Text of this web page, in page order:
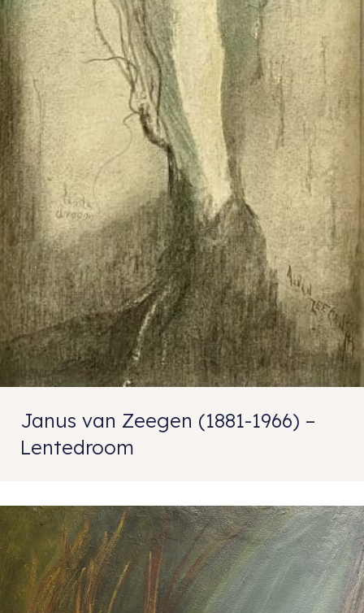
Janus van Zeegen (1881-1966) –
Lentedroom